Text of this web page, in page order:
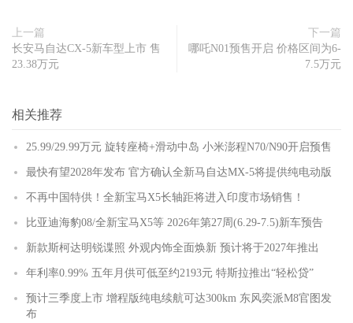
上一篇
长安马自达CX-5新车型上市 售
23.38万元
下一篇
哪吒N01预售开启 价格区间为6-
7.5万元
相关推荐
25.99/29.99万元 旋转座椅+滑动中岛 小米澎程N70/N90开启预售
最快有望2028年发布 官方确认全新马自达MX-5将提供纯电动版
不再中国特供！全新宝马X5长轴距将进入印度市场销售！
比亚迪海豹08/全新宝马X5等 2026年第27周(6.29-7.5)新车预告
新款斯柯达明锐谍照 外观内饰全面焕新 预计将于2027年推出
年利率0.99% 五年月供可低至约2193元 特斯拉推出“轻松贷”
预计三季度上市 增程版纯电续航可达300km 东风奕派M8官图发
布